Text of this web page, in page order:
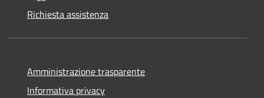
Richiesta assistenza
Amministrazione trasparente
Informativa privacy